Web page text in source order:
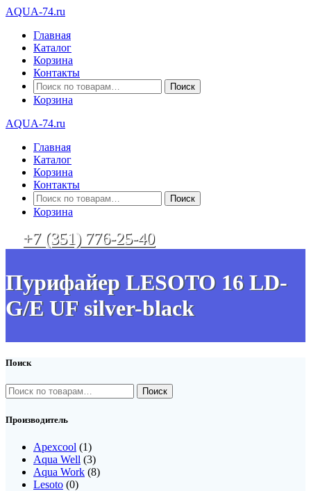
AQUA-74.ru
Главная
Каталог
Корзина
Контакты
Искать:
Корзина
AQUA-74.ru
Главная
Каталог
Корзина
Контакты
Искать:
Корзина
+7 (351) 776-25-40
Пурифайер LESOTO 16 LD-
G/E UF silver-black
Поиск
Искать:
Производитель
Apexcool (1)
Aqua Well (3)
Aqua Work (8)
Lesoto (0)